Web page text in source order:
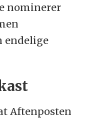
nominerer
endelige
Aftenposten